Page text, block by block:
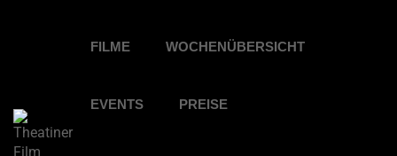
FILME WOCHENÜBERSICHT
EVENTS PREISE